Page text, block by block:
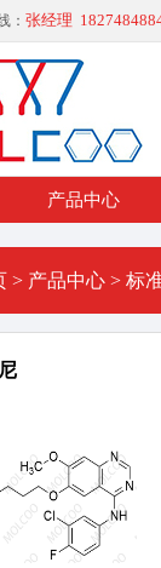
： 张经理
产品中心
> 产品中心 > 标